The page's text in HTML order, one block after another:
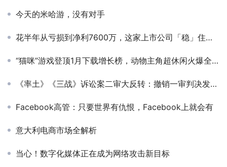
今天的米哈游，没有对手
花半年从亏损到净利7600万，这家上市公司「稳」住了！
“猫咪”游戏登顶1月下载增长榜，动物主角超休闲火爆全球？丨1月全球手游收入&下载榜单解读
《率土》《三战》诉讼案二审大反转：撤销一审判决发回重审
Facebook高管：只要世界有仇恨，Facebook上就会有
意大利电商市场全解析
当心！数字化媒体正在成为网络攻击新目标